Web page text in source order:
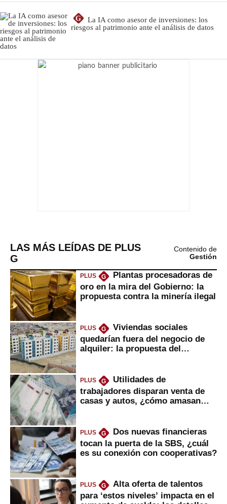
G
La IA como asesor de inversiones: los
riesgos al patrimonio ante el análisis de datos
LAS MÁS LEÍDAS DE PLUS
G
Contenido de
Gestión
PLUS G
Plantas procesadoras de
oro en la mira del Gobierno: la
propuesta contra la minería ilegal
PLUS G
Viviendas sociales
quedarían fuera del negocio de
alquiler: la propuesta del
PLUS G
Utilidades de
trabajadores disparan venta de
casas y autos, ¿cómo amasan
PLUS G
Dos nuevas financieras
tocan la puerta de la SBS, ¿cuál
es su conexión con cooperativas?
PLUS G
Alta oferta de talentos
para ‘estos niveles’ impacta en el